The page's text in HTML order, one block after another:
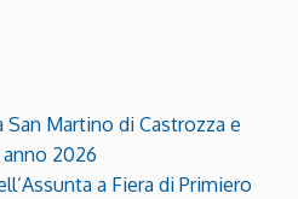
San Martino di Castrozza e
2026
a Fiera di Primiero